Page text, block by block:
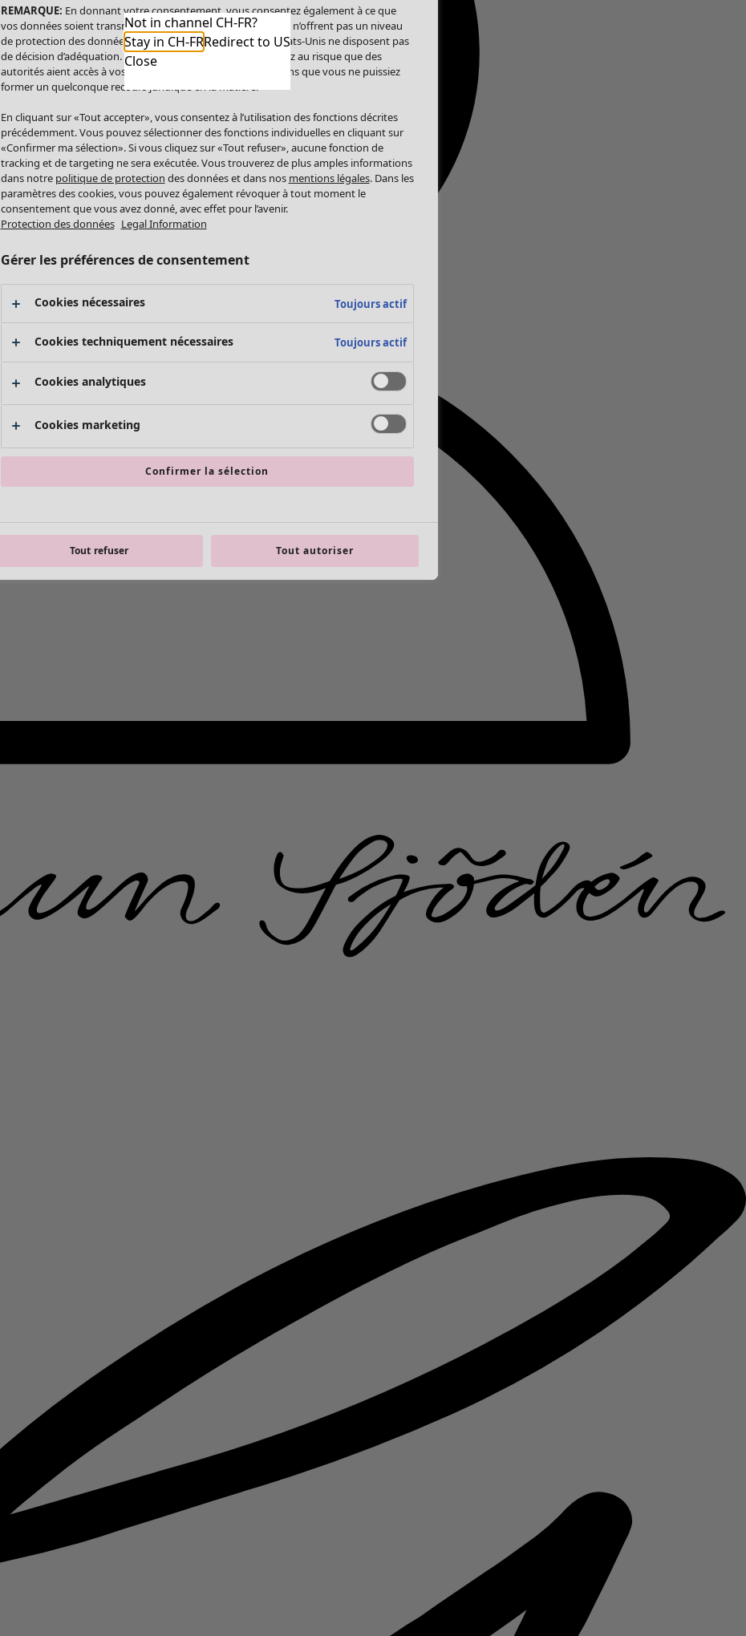
Not in channel CH-FR?
Stay in CH-FRRedirect to US
Close
REMARQUE: En donnant votre consentement, vous consentez également à ce que
vos données soient transmises aux États-Unis. Les États-Unis n’offrent pas un niveau
de protection des données comparable à celui de l’UE. Les États-Unis ne disposent pas
de décision d’adéquation. Par conséquent, vous vous exposez au risque que des
autorités aient accès à vos données à caractère personnel sans que vous ne puissiez
former un quelconque recours juridique en la matière.
En cliquant sur «Tout accepter», vous consentez à l’utilisation des fonctions décrites
précédemment. Vous pouvez sélectionner des fonctions individuelles en cliquant sur
«Confirmer ma sélection». Si vous cliquez sur «Tout refuser», aucune fonction de
tracking et de targeting ne sera exécutée. Vous trouverez de plus amples informations
dans notre politique de protection des données et dans nos mentions légales. Dans les
paramètres des cookies, vous pouvez également révoquer à tout moment le
consentement que vous avez donné, avec effet pour l’avenir.
Protection des données Legal Information
Gérer les préférences de consentement
Cookies nécessaires Toujours actif
Cookies techniquement nécessaires Toujours actif
Cookies analytiques
Cookies marketing
Confirmer la sélection
Tout refuser Tout autoriser